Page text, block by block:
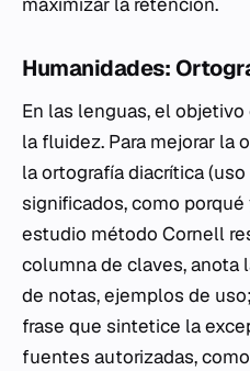
Humanidades:
En las lenguas, el
la fluidez. Para mejorar la
la ortografía diacrítica
significados, como porqué
estudio método Cornell
columna de claves, anota
de notas, ejemplos de
frase que sintetice la
fuentes autorizadas,